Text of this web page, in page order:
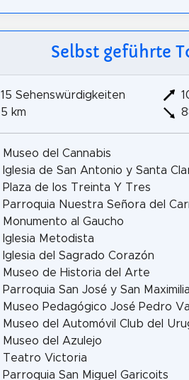
Selbst geführte
15 Sehenswürdigkeiten
5 km
Museo del Cannabis
Iglesia de San Antonio y Santa
Plaza de los Treinta Y Tres
Parroquia Nuestra Señora del
Monumento al Gaucho
Iglesia Metodista
Iglesia del Sagrado Corazón
Museo de Historia del Arte
Parroquia San José y San
Museo Pedagógico José Pedro
Museo del Automóvil Club del
Museo del Azulejo
Teatro Victoria
Parroquia San Miguel Garicoits